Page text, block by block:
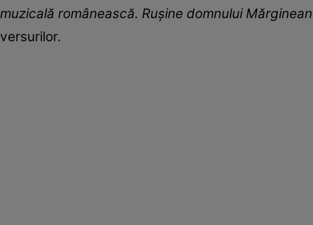
muzicală românească. Rușine domnului
versurilor.